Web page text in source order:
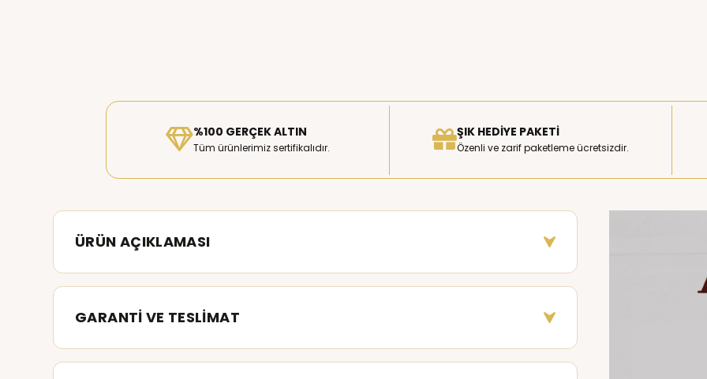
%100 GERÇEK ALTIN
Tüm ürünlerimiz sertifikalıdır.
ŞIK HEDIYE PAKETI
Özenli ve zarif paketleme ücretsizdir.
ÜRÜN AÇIKLAMASI
GARANTİ VE TESLİMAT